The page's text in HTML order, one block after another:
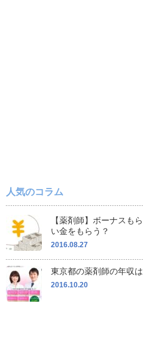
人気のコラム
【薬剤師】ボーナスも
い金をもらう？
2016.08.27
東京都の薬剤師の年収
2016.10.20